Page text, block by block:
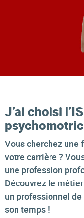
J’ai choisi
Vous cherchez une
votre carrière ?
une profession
Découvrez le
un professionnel
son temps !